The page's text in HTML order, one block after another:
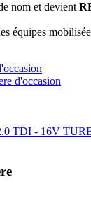
nom et devient
équipes
d'occasion
TDI - 16V